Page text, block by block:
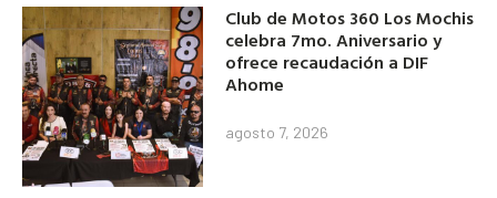
Club de Motos 360 Los Mochis
celebra 7mo. Aniversario y
ofrece recaudación a DIF
Ahome
agosto 7, 2026